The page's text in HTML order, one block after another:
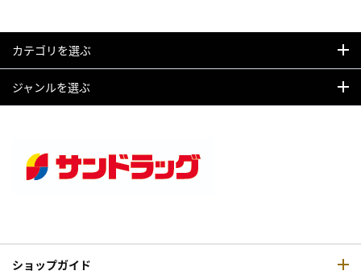
カテゴリを選ぶ
ジャンルを選ぶ
ショップガイド